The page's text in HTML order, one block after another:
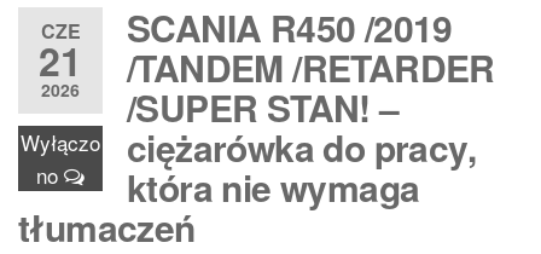
CZE
21
2026
Wyłączo
no
SCANIA R450 /2019
/TANDEM /RETARDER
/SUPER STAN! –
ciężarówka do pracy,
która nie wymaga
tłumaczeń